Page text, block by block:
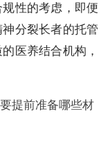
性的考虑，即便
分裂长者的托管
医养结合机构，
提前准备哪些材